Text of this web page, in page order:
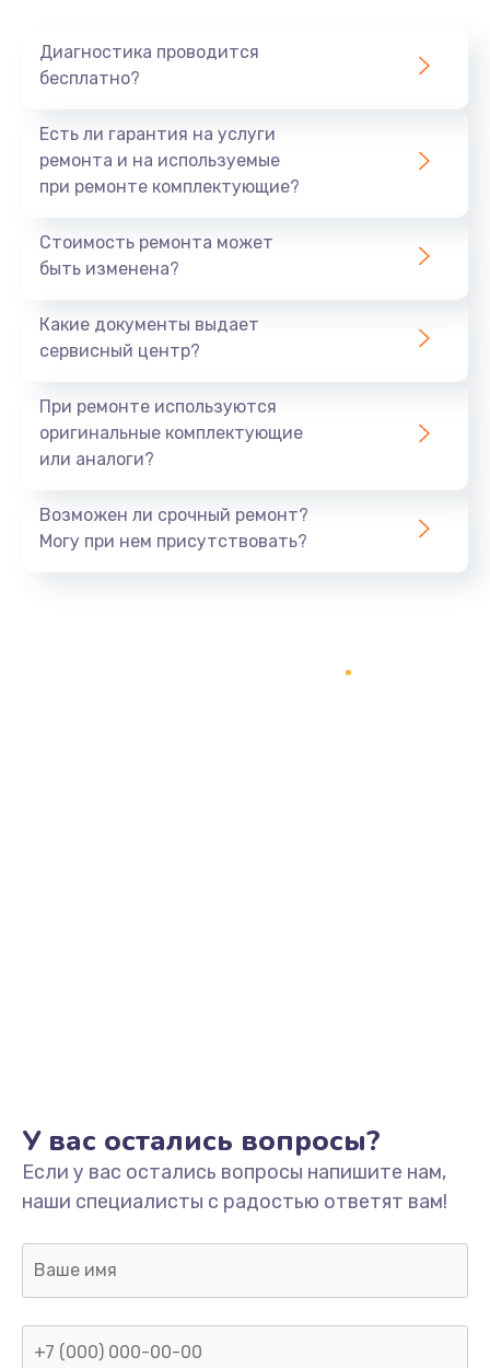
Диагностика проводится
бесплатно?
Есть ли гарантия на услуги
ремонта и на используемые
при ремонте комплектующие?
Стоимость ремонта может
быть изменена?
Какие документы выдает
сервисный центр?
При ремонте используются
оригинальные комплектующие
или аналоги?
Возможен ли срочный ремонт?
Могу при нем присутствовать?
У вас остались вопросы?
Если у вас остались вопросы напишите нам,
наши специалисты с радостью ответят вам!